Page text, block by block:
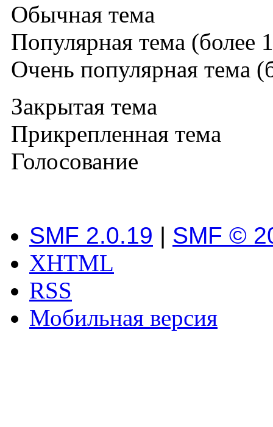
Обычная тема
Популярная тема (более
Очень популярная тема
Закрытая тема
Прикрепленная тема
Голосование
SMF 2.0.19 | SMF ©
XHTML
RSS
Мобильная версия